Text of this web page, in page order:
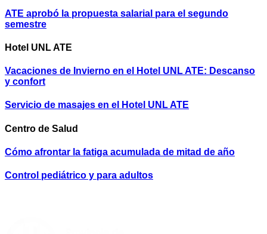
ATE aprobó la propuesta salarial para el segundo
semestre
Hotel UNL ATE
Vacaciones de Invierno en el Hotel UNL ATE: Descanso
y confort
Servicio de masajes en el Hotel UNL ATE
Centro de Salud
Cómo afrontar la fatiga acumulada de mitad de año
Control pediátrico y para adultos